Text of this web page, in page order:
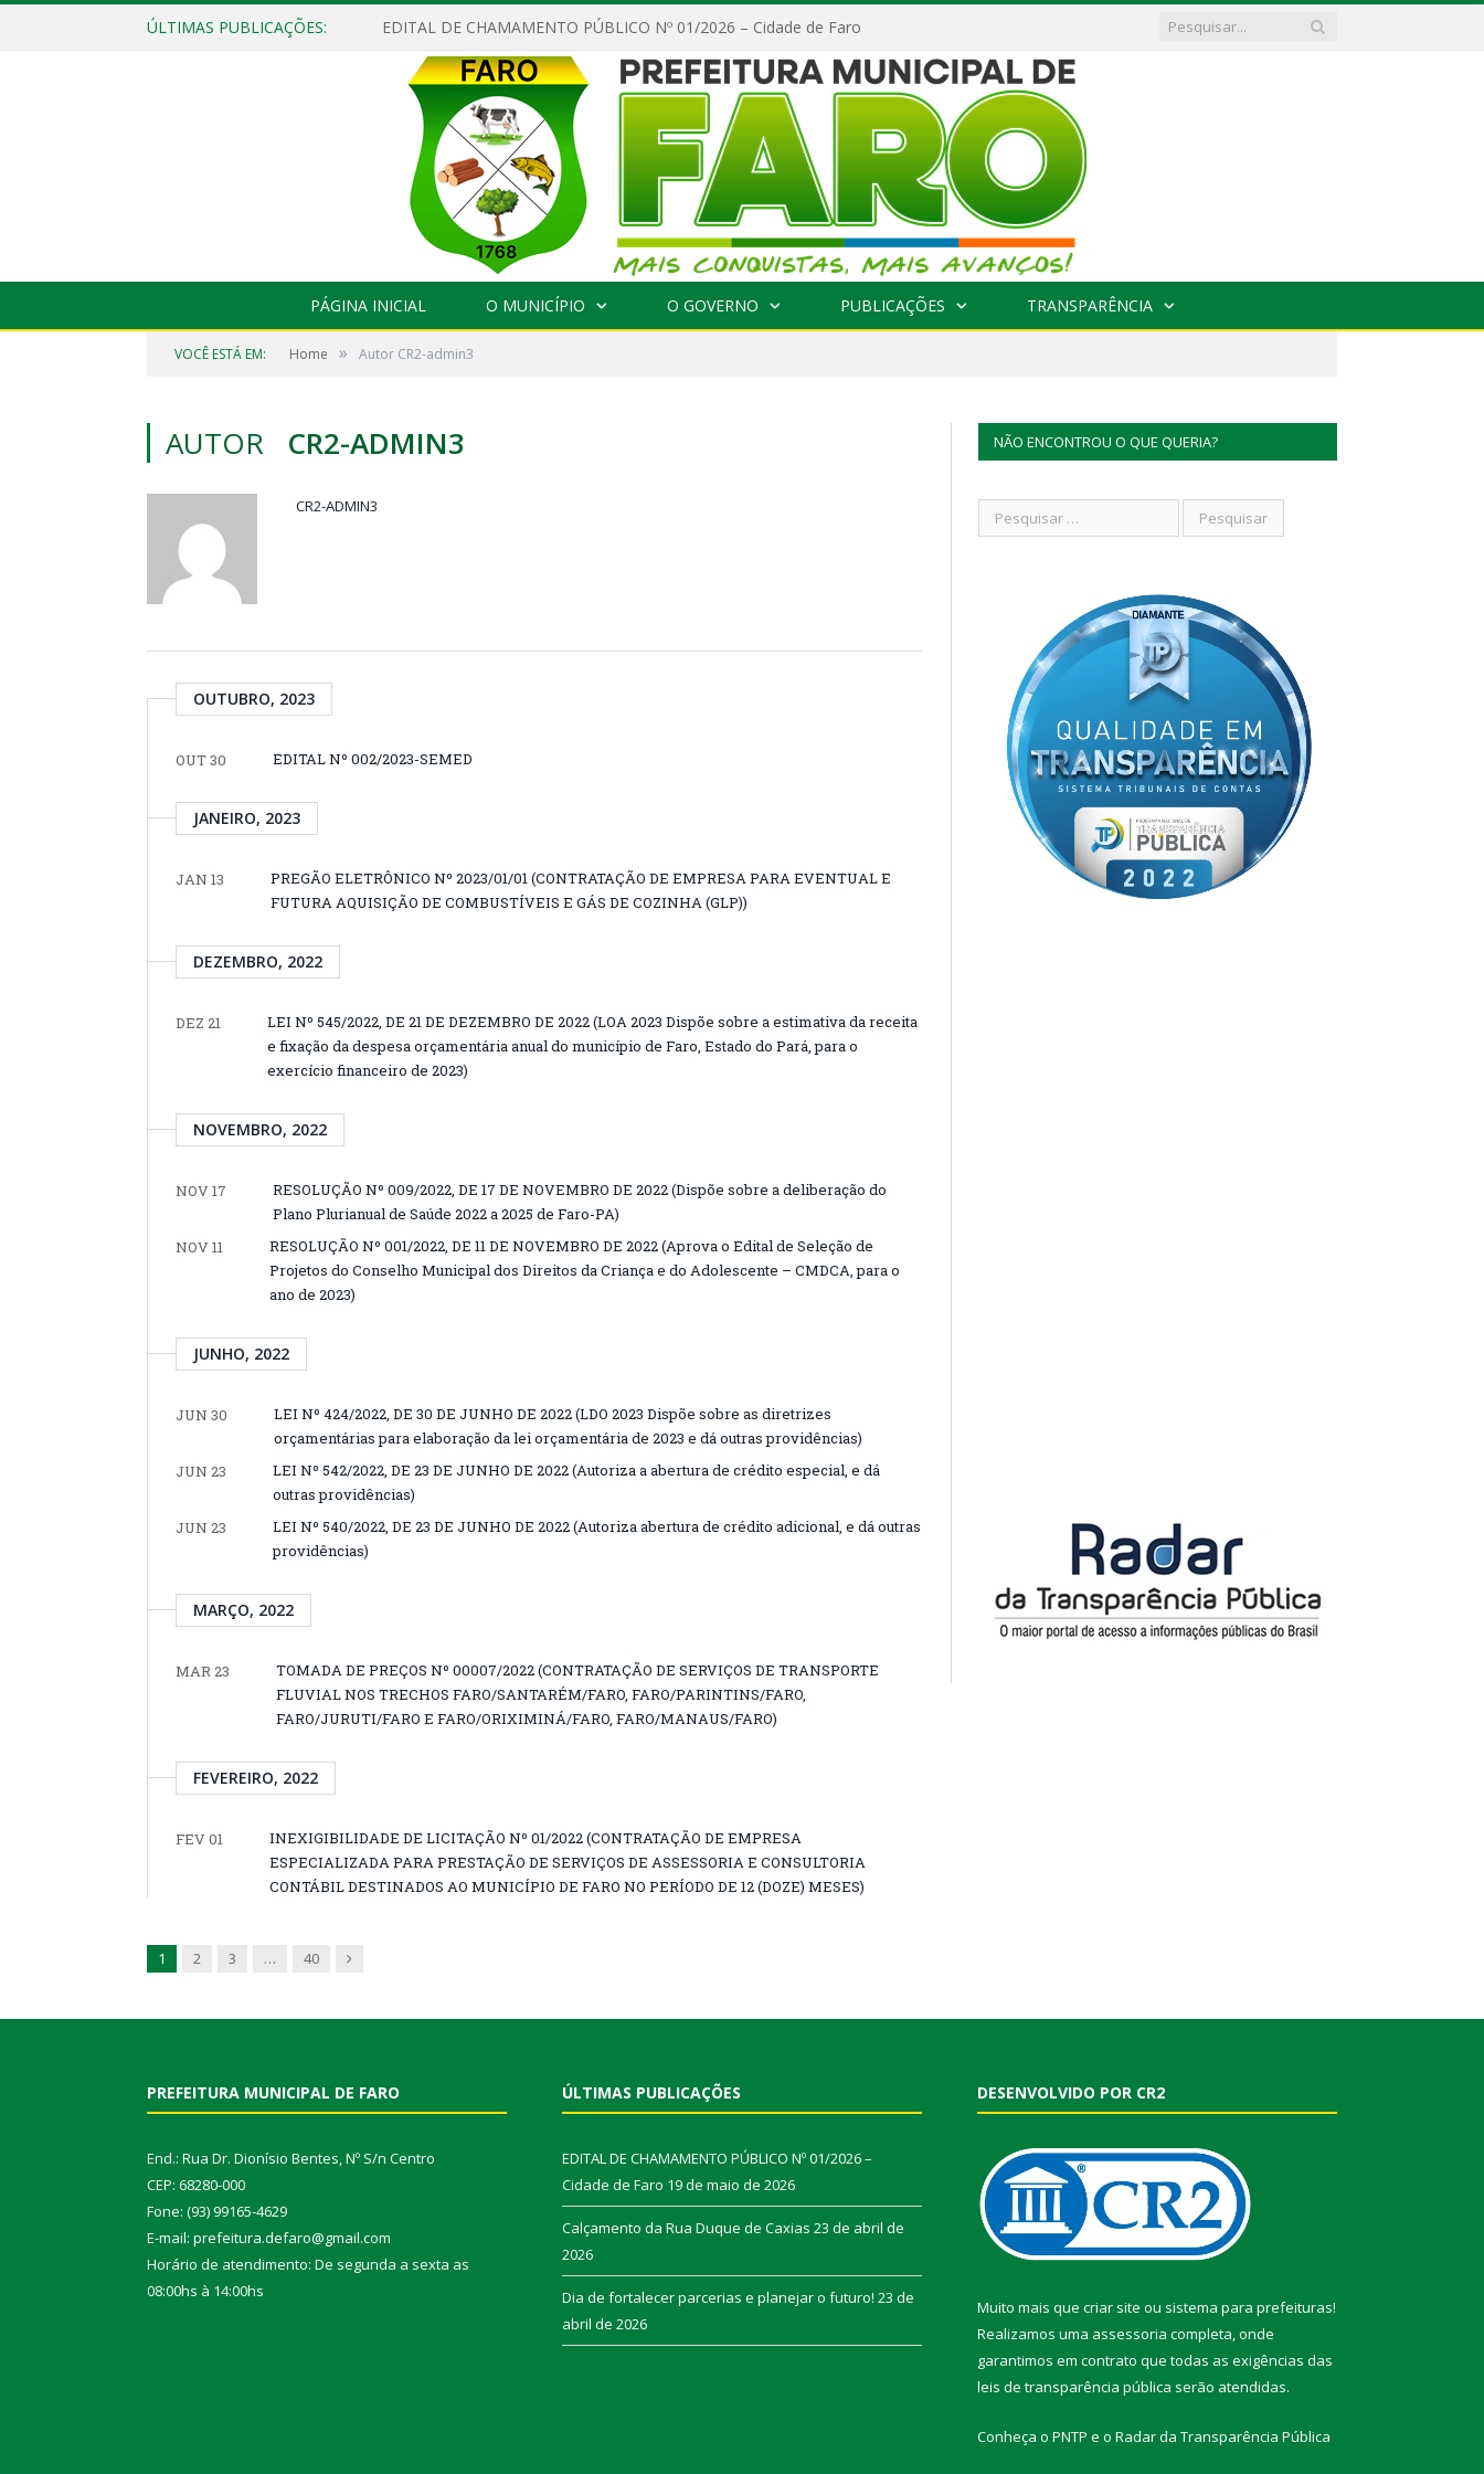
ÚLTIMAS PUBLICAÇÕES: EDITAL DE CHAMAMENTO PÚBLICO Nº 01/2026 – Cidade de Faro
PÁGINA INICIAL O MUNICÍPIO O GOVERNO PUBLICAÇÕES TRANSPARÊNCIA
VOCÊ ESTÁ EM: Home » Autor CR2-admin3
AUTOR CR2-ADMIN3
CR2-ADMIN3
OUTUBRO, 2023
OUT 30 EDITAL Nº 002/2023-SEMED
JANEIRO, 2023
JAN 13
PREGÃO ELETRÔNICO Nº 2023/01/01 (CONTRATAÇÃO DE EMPRESA PARA EVENTUAL E
FUTURA AQUISIÇÃO DE COMBUSTÍVEIS E GÁS DE COZINHA (GLP))
DEZEMBRO, 2022
DEZ 21
LEI Nº 545/2022, DE 21 DE DEZEMBRO DE 2022 (LOA 2023 Dispõe sobre a estimativa da receita
e fixação da despesa orçamentária anual do município de Faro, Estado do Pará, para o
exercício financeiro de 2023)
NOVEMBRO, 2022
NOV 17
RESOLUÇÃO Nº 009/2022, DE 17 DE NOVEMBRO DE 2022 (Dispõe sobre a deliberação do
Plano Plurianual de Saúde 2022 a 2025 de Faro-PA)
NOV 11
RESOLUÇÃO Nº 001/2022, DE 11 DE NOVEMBRO DE 2022 (Aprova o Edital de Seleção de
Projetos do Conselho Municipal dos Direitos da Criança e do Adolescente – CMDCA, para o
ano de 2023)
JUNHO, 2022
JUN 30
LEI Nº 424/2022, DE 30 DE JUNHO DE 2022 (LDO 2023 Dispõe sobre as diretrizes
orçamentárias para elaboração da lei orçamentária de 2023 e dá outras providências)
JUN 23
LEI Nº 542/2022, DE 23 DE JUNHO DE 2022 (Autoriza a abertura de crédito especial, e dá
outras providências)
JUN 23
LEI Nº 540/2022, DE 23 DE JUNHO DE 2022 (Autoriza abertura de crédito adicional, e dá outras
providências)
MARÇO, 2022
MAR 23
TOMADA DE PREÇOS Nº 00007/2022 (CONTRATAÇÃO DE SERVIÇOS DE TRANSPORTE
FLUVIAL NOS TRECHOS FARO/SANTARÉM/FARO, FARO/PARINTINS/FARO,
FARO/JURUTI/FARO E FARO/ORIXIMINÁ/FARO, FARO/MANAUS/FARO)
FEVEREIRO, 2022
FEV 01
INEXIGIBILIDADE DE LICITAÇÃO Nº 01/2022 (CONTRATAÇÃO DE EMPRESA
ESPECIALIZADA PARA PRESTAÇÃO DE SERVIÇOS DE ASSESSORIA E CONSULTORIA
CONTÁBIL DESTINADOS AO MUNICÍPIO DE FARO NO PERÍODO DE 12 (DOZE) MESES)
1 2 3 … 40 Next
NÃO ENCONTROU O QUE QUERIA?
PREFEITURA MUNICIPAL DE FARO
End.: Rua Dr. Dionísio Bentes, Nº S/n Centro
CEP: 68280-000
Fone: (93) 99165-4629
E-mail: prefeitura.defaro@gmail.com
Horário de atendimento: De segunda a sexta as
08:00hs à 14:00hs
ÚLTIMAS PUBLICAÇÕES
EDITAL DE CHAMAMENTO PÚBLICO Nº 01/2026 –
Cidade de Faro 19 de maio de 2026
Calçamento da Rua Duque de Caxias 23 de abril de
2026
Dia de fortalecer parcerias e planejar o futuro! 23 de
abril de 2026
DESENVOLVIDO POR CR2
Muito mais que criar site ou sistema para prefeituras!
Realizamos uma assessoria completa, onde
garantimos em contrato que todas as exigências das
leis de transparência pública serão atendidas.
Conheça o PNTP e o Radar da Transparência Pública